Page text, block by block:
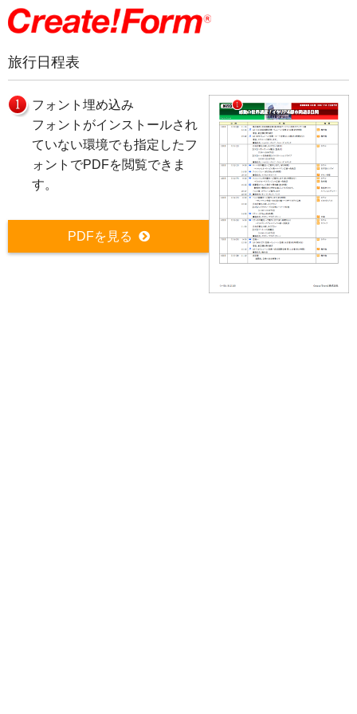
旅行日程表
フォント埋め込み
フォントがインストールされ
ていない環境でも指定したフ
ォントでPDFを閲覧できま
す。
PDFを見る